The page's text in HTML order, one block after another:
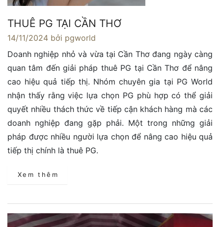
THUÊ PG TẠI CẦN THƠ
14/11/2024 bởi pgworld
Doanh nghiệp nhỏ và vừa tại Cần Thơ đang ngày càng
quan tâm đến giải pháp thuê PG tại Cần Thơ để nâng
cao hiệu quả tiếp thị. Nhóm chuyên gia tại PG World
nhận thấy rằng việc lựa chọn PG phù hợp có thể giải
quyết nhiều thách thức về tiếp cận khách hàng mà các
doanh nghiệp đang gặp phải. Một trong những giải
pháp được nhiều người lựa chọn để nâng cao hiệu quả
tiếp thị chính là thuê PG.
Xem thêm